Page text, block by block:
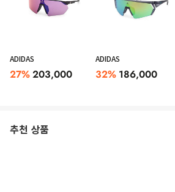
ADIDAS
27%203,000
ADIDAS
32% 186,000
추천 상품